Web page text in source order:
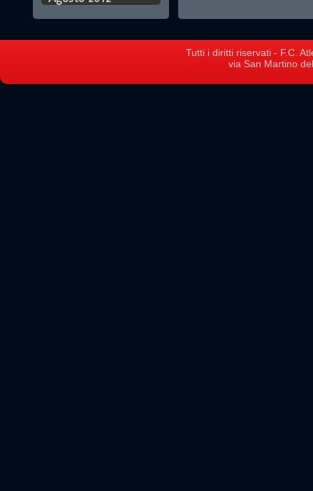
Tutti i diritti riservati - F.C.
via San Martino